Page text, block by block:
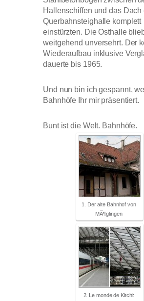
Hallenschiffen und das Dach
Querbahnsteighalle komplett
einstürzten. Die Osthalle
weitgehend unversehrt. Der
Wiederaufbau inklusive
dauerte bis 1965.
Und nun bin ich gespannt,
Bahnhöfe Ihr mir präsentiert.
Bunt ist die Welt. Bahnhöfe.
1. Der alte Bahnhof von
MÃ¶glingen
2. Le monde de Kitchi: